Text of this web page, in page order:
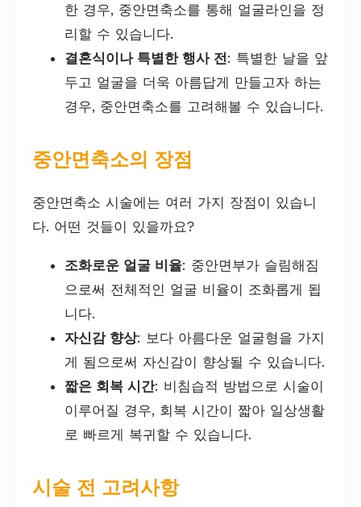
한 경우, 중안면축소를 통해 얼굴라인을 정
리할 수 있습니다.
결혼식이나 특별한 행사 전: 특별한 날을 앞
두고 얼굴을 더욱 아름답게 만들고자 하는
경우, 중안면축소를 고려해볼 수 있습니다.
중안면축소의 장점
중안면축소 시술에는 여러 가지 장점이 있습니
다. 어떤 것들이 있을까요?
조화로운 얼굴 비율: 중안면부가 슬림해짐
으로써 전체적인 얼굴 비율이 조화롭게 됩
니다.
자신감 향상: 보다 아름다운 얼굴형을 가지
게 됨으로써 자신감이 향상될 수 있습니다.
짧은 회복 시간: 비침습적 방법으로 시술이
이루어질 경우, 회복 시간이 짧아 일상생활
로 빠르게 복귀할 수 있습니다.
시술 전 고려사항